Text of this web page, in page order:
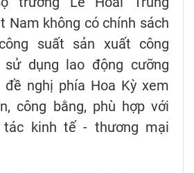
Nam không có chính sách
suất sản xuất công
sử dụng lao động cưỡng
đề nghị phía Hoa Kỳ xem
công bằng, phù hợp với
kinh tế - thương mại